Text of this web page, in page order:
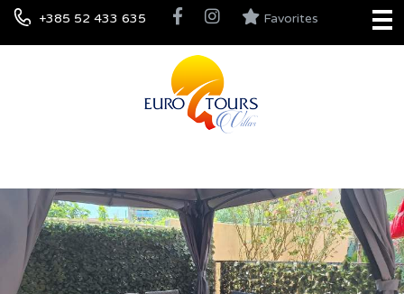
+385 52 433 635 Favorites